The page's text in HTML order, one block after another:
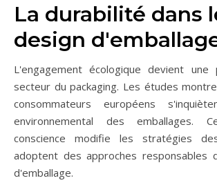
La durabilité dans
design
L'engagement écologique devient
secteur du packaging. Les études
consommateurs européens
environnemental des emballages.
conscience modifie les stratégies
adoptent des approches responsables
d'emballage.